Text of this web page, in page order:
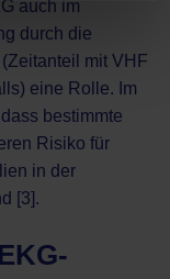
auch im
durch die
mit VHF
eine Rolle. Im
bestimmte
Risiko für
in der
[3].